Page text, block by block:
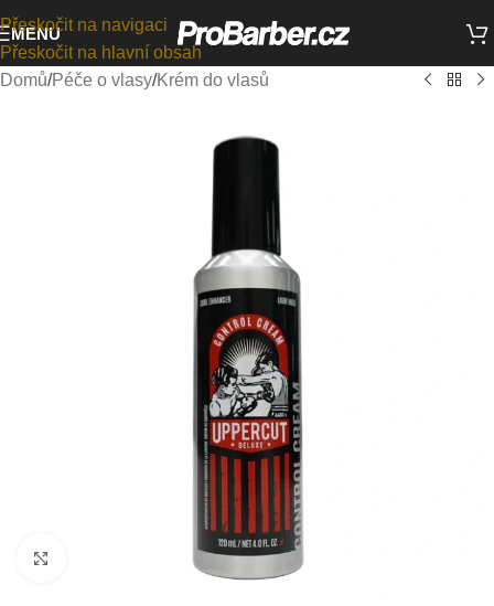
Přeskočit na navigaci
Přeskočit na hlavní obsah
MENU
Domů/Péče o vlasy/Krém do vlasů